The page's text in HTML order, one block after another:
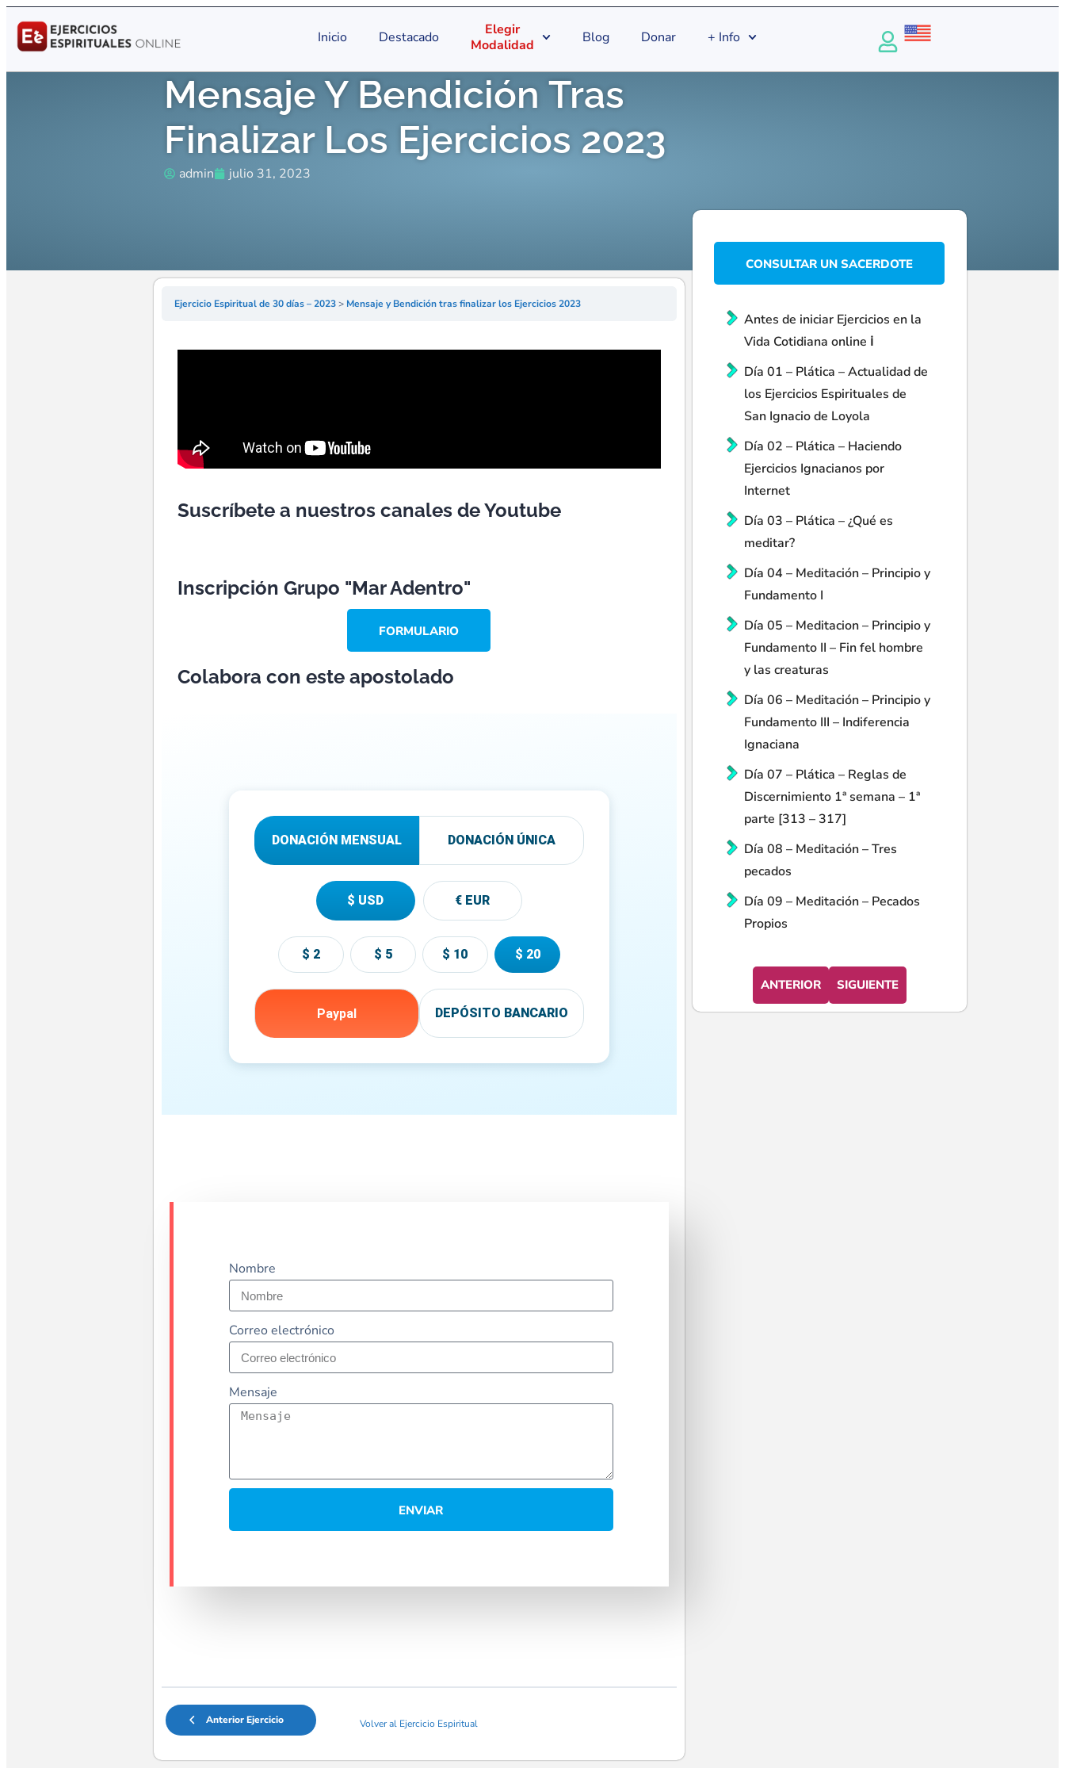
Inicio Destacado
Elegir
Modalidad
Blog Donar + Info
Mensaje Y Bendición Tras
Finalizar Los Ejercicios 2023
admin julio 31, 2023
Ejercicio Espiritual de 30 días – 2023 Mensaje y Bendición tras finalizar los Ejercicios 2023
Suscríbete a nuestros canales de Youtube
Inscripción Grupo "Mar Adentro"
FORMULARIO
Colabora con este apostolado
DONACIÓN MENSUAL DONACIÓN ÚNICA
$ USD € EUR
$ 2 $ 5 $ 10 $ 20
Paypal DEPÓSITO BANCARIO
Nombre
Correo electrónico
Mensaje
ENVIAR
Anterior Ejercicio Volver al Ejercicio Espiritual
CONSULTAR UN SACERDOTE
Antes de iniciar Ejercicios en la
Vida Cotidiana online ℹ️
Día 01 – Plática – Actualidad de
los Ejercicios Espirituales de
San Ignacio de Loyola
Día 02 – Plática – Haciendo
Ejercicios Ignacianos por
Internet
Día 03 – Plática – ¿Qué es
meditar?
Día 04 – Meditación – Principio y
Fundamento I
Día 05 – Meditacion – Principio y
Fundamento II – Fin fel hombre
y las creaturas
Día 06 – Meditación – Principio y
Fundamento III – Indiferencia
Ignaciana
Día 07 – Plática – Reglas de
Discernimiento 1ª semana – 1ª
parte [313 – 317]
Día 08 – Meditación – Tres
pecados
Día 09 – Meditación – Pecados
Propios
ANTERIOR SIGUIENTE